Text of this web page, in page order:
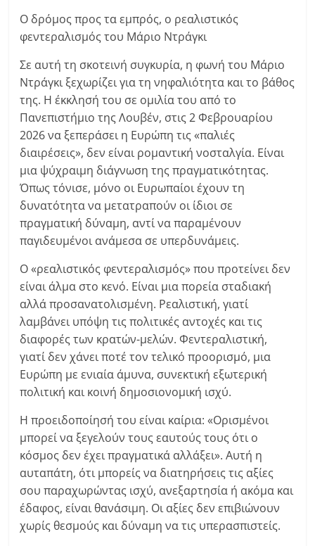
Ο δρόμος προς τα εμπρός, ο ρεαλιστικός
φεντεραλισμός του Μάριο Ντράγκι
Σε αυτή τη σκοτεινή συγκυρία, η φωνή του Μάριο
Ντράγκι ξεχωρίζει για τη νηφαλιότητα και το βάθος
της. Η έκκλησή του σε ομιλία του από το
Πανεπιστήμιο της Λουβέν, στις 2 Φεβρουαρίου
2026 να ξεπεράσει η Ευρώπη τις «παλιές
διαιρέσεις», δεν είναι ρομαντική νοσταλγία. Είναι
μια ψύχραιμη διάγνωση της πραγματικότητας.
Όπως τόνισε, μόνο οι Ευρωπαίοι έχουν τη
δυνατότητα να μετατραπούν οι ίδιοι σε
πραγματική δύναμη, αντί να παραμένουν
παγιδευμένοι ανάμεσα σε υπερδυνάμεις.
Ο «ρεαλιστικός φεντεραλισμός» που προτείνει δεν
είναι άλμα στο κενό. Είναι μια πορεία σταδιακή
αλλά προσανατολισμένη. Ρεαλιστική, γιατί
λαμβάνει υπόψη τις πολιτικές αντοχές και τις
διαφορές των κρατών-μελών. Φεντεραλιστική,
γιατί δεν χάνει ποτέ τον τελικό προορισμό, μια
Ευρώπη με ενιαία άμυνα, συνεκτική εξωτερική
πολιτική και κοινή δημοσιονομική ισχύ.
Η προειδοποίησή του είναι καίρια: «Ορισμένοι
μπορεί να ξεγελούν τους εαυτούς τους ότι ο
κόσμος δεν έχει πραγματικά αλλάξει». Αυτή η
αυταπάτη, ότι μπορείς να διατηρήσεις τις αξίες
σου παραχωρώντας ισχύ, ανεξαρτησία ή ακόμα και
έδαφος, είναι θανάσιμη. Οι αξίες δεν επιβιώνουν
χωρίς θεσμούς και δύναμη να τις υπερασπιστείς.